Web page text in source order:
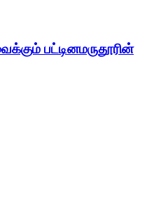
பட்டினமருதூரின்